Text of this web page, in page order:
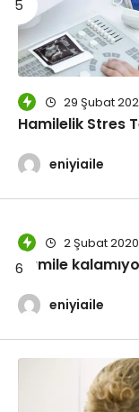
29 Şubat
Hamilelik Stres
eniyiaile
2 Şubat 2020
Hamile
eniyiaile